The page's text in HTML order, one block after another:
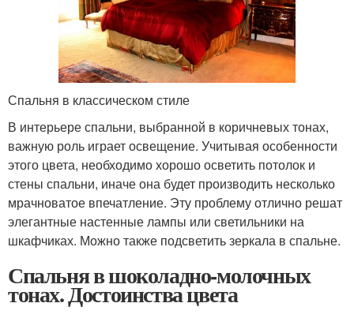
Спальня в классическом стиле
В интерьере спальни, выбранной в коричневых тонах,
важную роль играет освещение. Учитывая особенности
этого цвета, необходимо хорошо осветить потолок и
стены спальни, иначе она будет производить несколько
мрачноватое впечатление. Эту проблему отлично решат
элегантные настенные лампы или светильники на
шкафчиках. Можно также подсветить зеркала в спальне.
Спальня в шоколадно-молочных
тонах. Достоинства цвета